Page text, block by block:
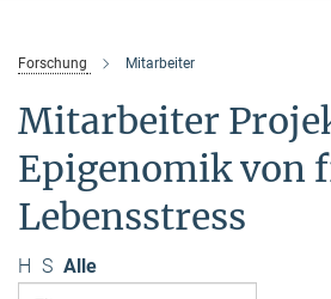
Forschung Mitarbeiter
Mitarbeiter
Epigenomik von
Lebensstress
H S Alle